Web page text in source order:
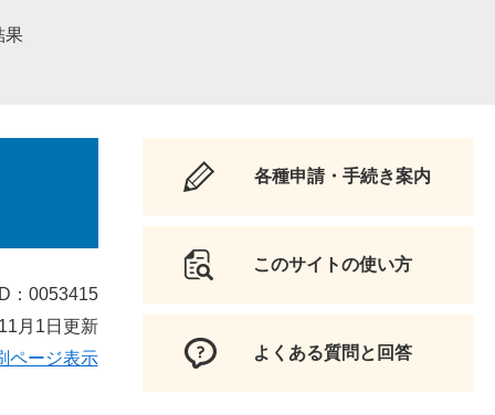
果
：0053415
月1日更新
ページ表示
各種申請・手続き案内
このサイトの使い方
よくある質問と回答